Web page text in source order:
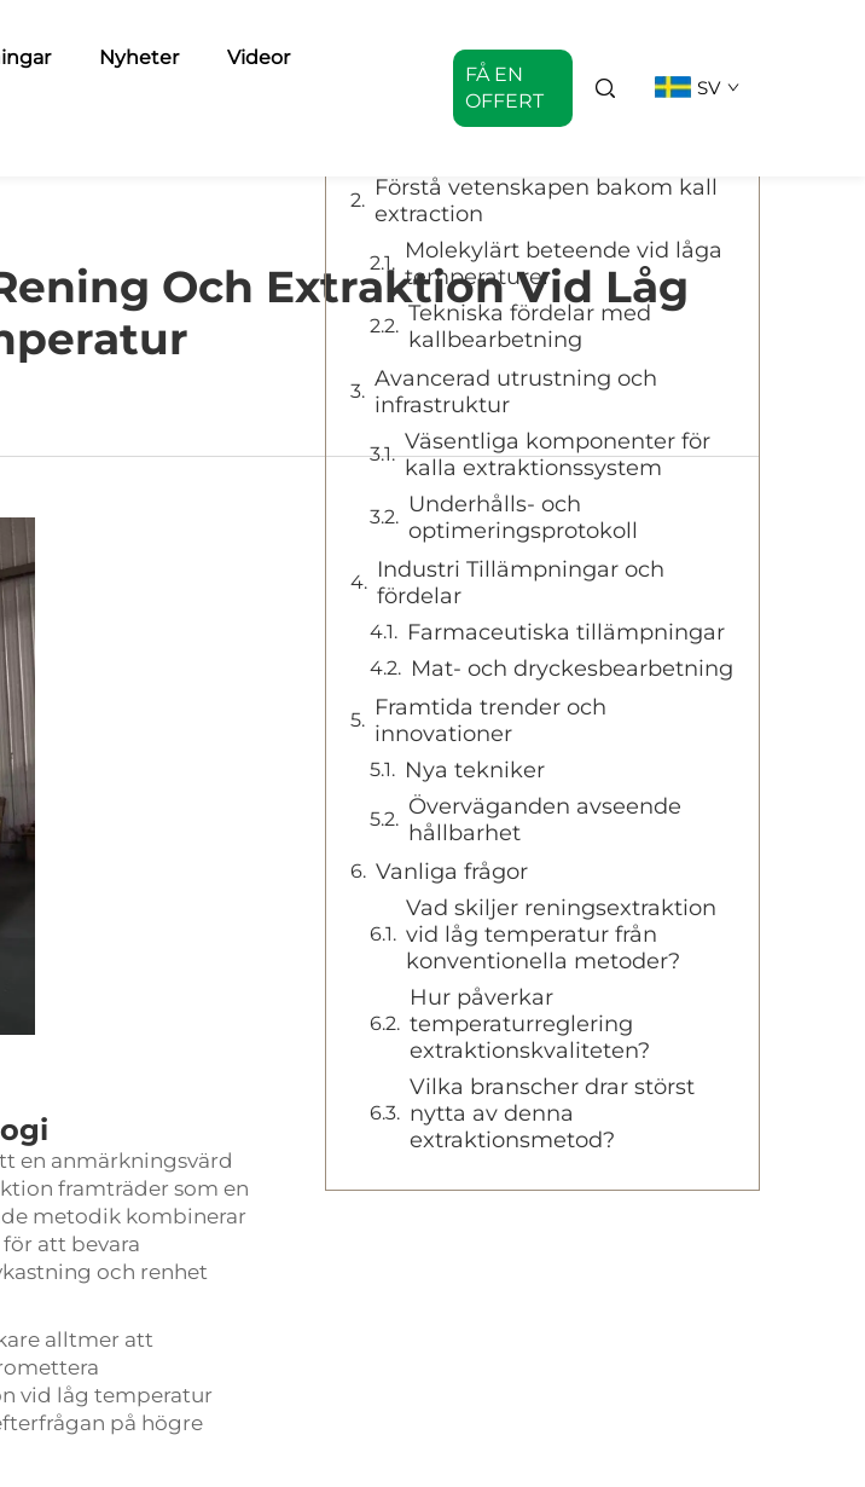
Nyheter Videor
FÅ EN
OFFERT
SV
Och Extraktion Vid Låg
en anmärkningsvärd
framträder som en
metodik kombinerar
att bevara
och renhet
alltmer att
vid låg temperatur
på högre
Innehållsförteckning
Utvecklingen av modern
Förstå vetenskapen bakom kall
extraction
Molekylärt beteende vid låga
temperaturer
Tekniska fördelar med
kallbearbetning
Avancerad utrustning och
infrastruktur
Väsentliga komponenter för
kalla extraktionssystem
Underhålls- och
optimeringsprotokoll
Industri Tillämpningar och
fördelar
Farmaceutiska tillämpningar
Mat- och dryckesbearbetning
Framtida trender och
innovationer
Nya tekniker
Överväganden avseende
hållbarhet
Vanliga frågor
Vad skiljer reningsextraktion
vid låg temperatur från
konventionella metoder?
Hur påverkar
temperaturreglering
extraktionskvaliteten?
Vilka branscher drar störst
nytta av denna
extraktionsmetod?